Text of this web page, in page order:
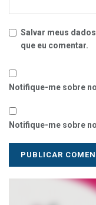
Salvar meus
que eu comentar.
Notifique-me sobre
Notifique-me sobre